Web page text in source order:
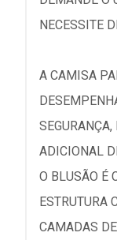
NECESSITE
A CAMISA
ADICIONAL
O BLUSÃO É
ESTRUTURA
CAMADAS